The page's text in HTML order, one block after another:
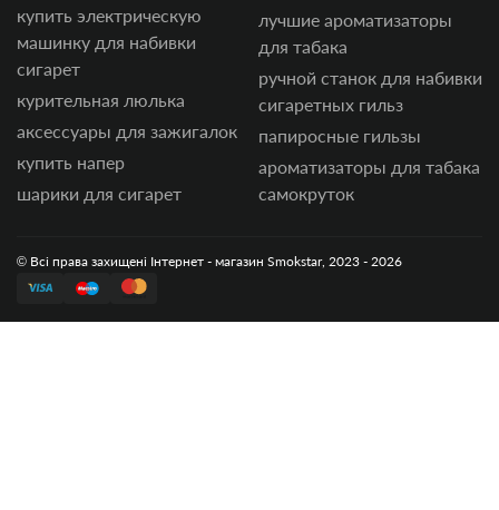
купить электрическую
машинку для набивки
сигарет
курительная люлька
аксессуары для зажигалок
купить напер
шарики для сигарет
лучшие ароматизаторы
для табака
ручной станок для набивки
сигаретных гильз
папиросные гильзы
ароматизаторы для табака
самокруток
© Всі права захищені Інтернет - магазин Smokstar, 2023 - 2026